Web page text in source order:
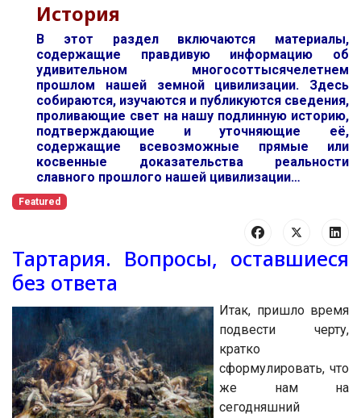
История
В этот раздел включаются материалы,
содержащие правдивую информацию об
удивительном многосоттысячелетнем
прошлом нашей земной цивилизации. Здесь
собираются, изучаются и публикуются сведения,
проливающие свет на нашу подлинную историю,
подтверждающие и уточняющие её,
содержащие всевозможные прямые или
косвенные доказательства реальности
славного прошлого нашей цивилизации…
Featured
Тартария. Вопросы, оставшиеся
без ответа
Итак, пришло время
подвести черту,
кратко
сформулировать, что
же нам на
сегодняшний